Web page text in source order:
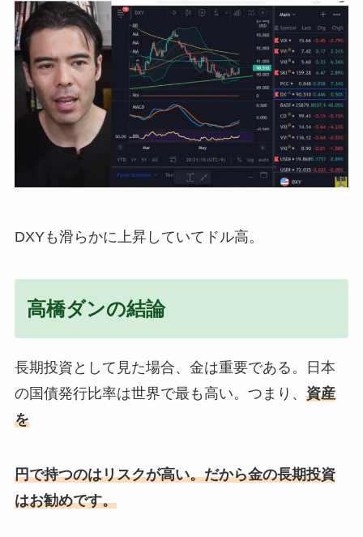
DXYも滑らかに上昇していてドル高。
高橋ダンの結論
長期投資として見た場合、金は重要である。日本
の国債発行比率は世界で最も高い。つまり、 資産
を
円で持つのはリスクが高い。だから金の長期投資
はお勧めです。